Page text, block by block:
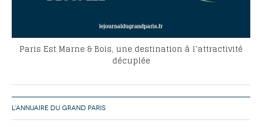
Paris Est Marne & Bois, une destination à l’attractivité
décuplée
L’ANNUAIRE DU GRAND PARIS